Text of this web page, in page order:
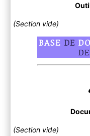
(Section vide)
(Section vide)